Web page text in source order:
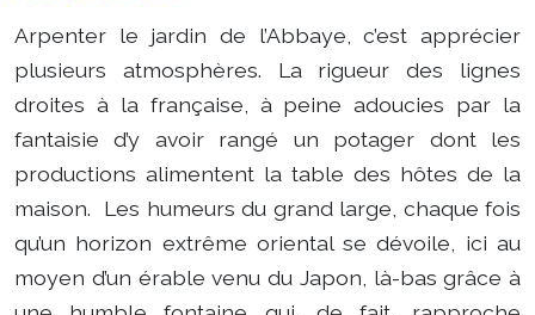
Arpenter le jardin de l’Abbaye, c’est apprécier
plusieurs atmosphères. La rigueur des lignes
droites à la française, à peine adoucies par la
fantaisie d’y avoir rangé un potager dont les
productions alimentent la table des hôtes de la
maison. Les humeurs du grand large, chaque fois
qu’un horizon extrême oriental se dévoile, ici au
moyen d’un érable venu du Japon, là-bas grâce à